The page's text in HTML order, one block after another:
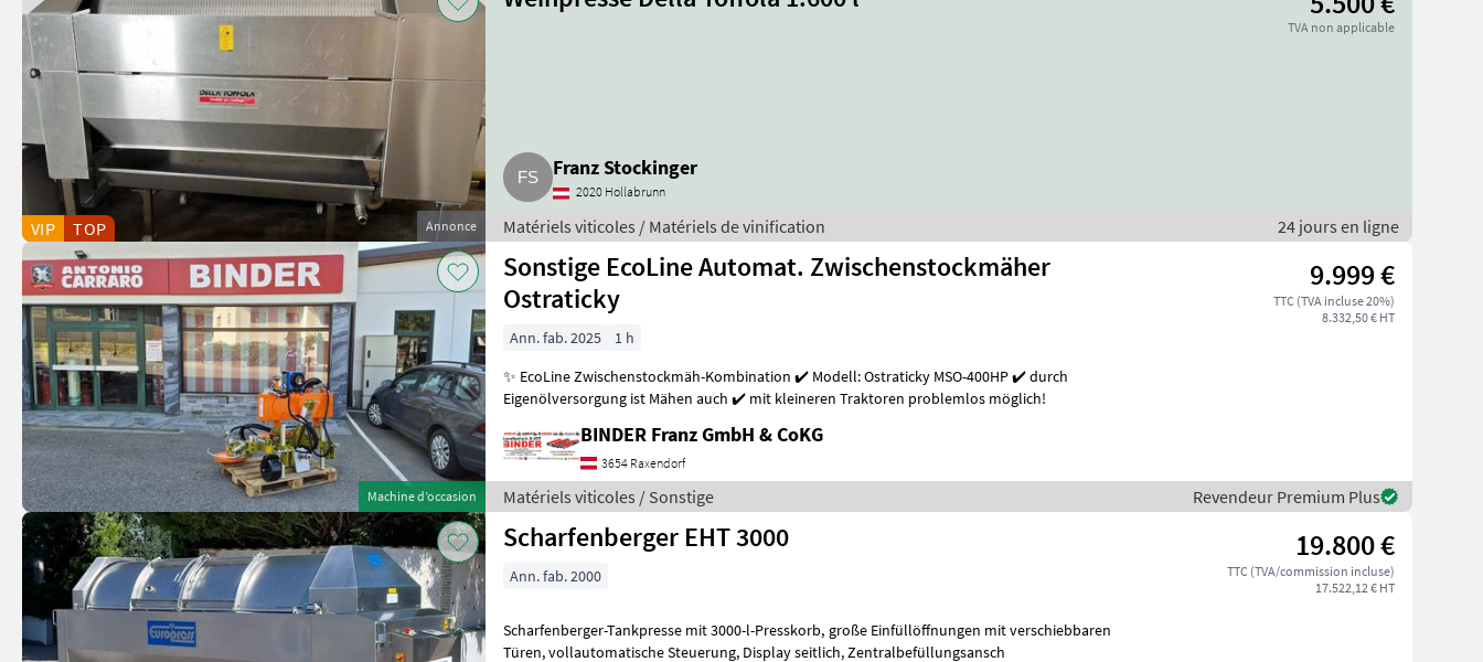
Annonce
VIP TOP
TVA non applicable
Franz Stockinger
2020 Hollabrunn
Matériels viticoles / Matériels de vinification 24 jours en ligne
Machine d’occasion
Sonstige EcoLine Automat. Zwischenstockmäher
Ostraticky
9.999 €
TTC (TVA incluse 20%)
8.332,50 € HT
Ann. fab. 2025
1 h
✨ EcoLine Zwischenstockmäh-Kombination ✔️ Modell: Ostraticky MSO-400HP ✔️ durch
Eigenölversorgung ist Mähen auch ✔️ mit kleineren Traktoren problemlos möglich!
BINDER Franz GmbH & CoKG
3654 Raxendorf
Matériels viticoles / Sonstige Revendeur Premium Plus
Scharfenberger EHT 3000 19.800 €
TTC (TVA/commission incluse)
17.522,12 € HT
Ann. fab. 2000
Scharfenberger-Tankpresse mit 3000-l-Presskorb, große Einfüllöffnungen mit verschiebbaren
Türen, vollautomatische Steuerung, Display seitlich, Zentralbefüllungsansch